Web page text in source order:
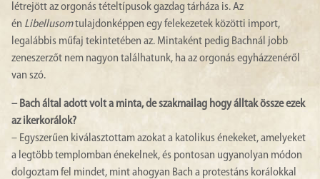
létrejött az orgonás tételtípusok gazdag tárháza is. Az
én Libellusomtulajdonképpen egy felekezetek közötti import,
legalábbis műfaj tekintetében az. Mintaként pedig Bachnál jobb
zeneszerzőt nem nagyon találhatunk, ha az orgonás egyházzenéről
van szó.
– Bach által adott volt a minta, de szakmailag hogy álltak össze ezek
az ikerkorálok?
– Egyszerűen kiválasztottam azokat a katolikus énekeket, amelyeket
a legtöbb templomban énekelnek, és pontosan ugyanolyan módon
dolgoztam fel mindet, mint ahogyan Bach a protestáns korálokkal